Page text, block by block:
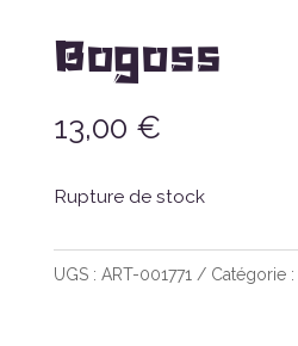
Bogoss
13,00 €
Rupture de stock
UGS : ART-001771 Catégorie :